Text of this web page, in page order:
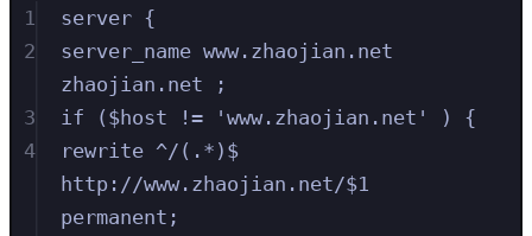
1
server {
2
server_name www.zhaojian.net
zhaojian.net ;
3
if ($host != 'www.zhaojian.net' ) {
4
rewrite ^/(.*)$
http://www.zhaojian.net/$1
permanent;